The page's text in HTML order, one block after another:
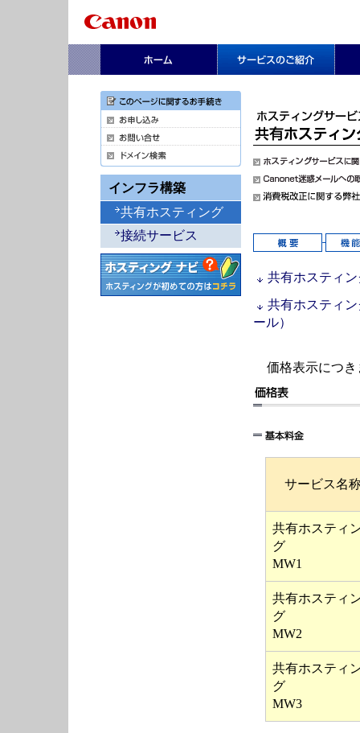
インフラ構築
共有ホスティング
接続サービス
共有ホスティン
共有ホスティ
ール）
価格表示につ
サービス名
共有ホスティ
グ
MW1
共有ホスティ
グ
MW2
共有ホスティ
グ
MW3